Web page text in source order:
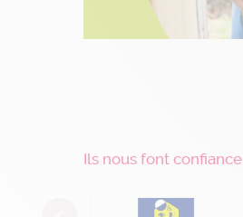
Ils nous font confiance